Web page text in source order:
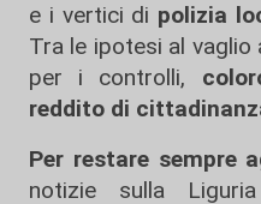
e i vertici di polizia
Tra le ipotesi al vaglio
per i controlli,
reddito di
Per restare sempre
notizie sulla